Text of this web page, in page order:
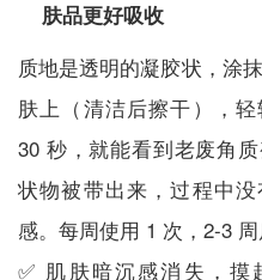
肤品更好吸收
质地是透明的凝胶状，涂
肤上（清洁后擦干），
30 秒，就能看到老废角
状物被带出来，过程中
感。每周使用 1 次，2-3 周
✅ 肌肤暗沉感消失，摸